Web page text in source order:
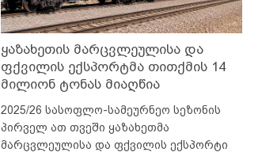
ყაზახეთის მარცვლეულისა და
ფქვილის ექსპორტმა თითქმის 14
მილიონ ტონას მიაღწია
2025/26 სასოფლო-სამეურნეო სეზონის
პირველ ათ თვეში ყაზახეთმა
მარცვლეულისა და ფქვილის ექსპორტი